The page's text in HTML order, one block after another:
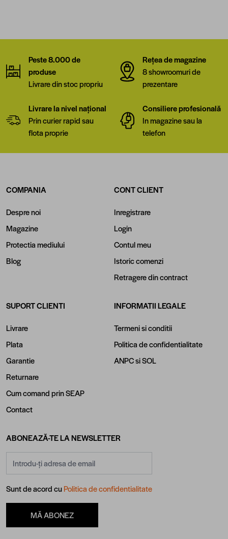
Peste 8.000 de
produse
Livrare din stoc propriu
Rețea de magazine
8 showroomuri de
prezentare
Livrare la nivel național
Prin curier rapid sau
flota proprie
Consiliere profesională
In magazine sau la
telefon
COMPANIA
Despre noi
Magazine
Protectia mediului
Blog
CONT CLIENT
Inregistrare
Login
Contul meu
Istoric comenzi
Retragere din contract
SUPORT CLIENTI
Livrare
Plata
Garantie
Returnare
Cum comand prin SEAP
Contact
INFORMATII LEGALE
Termeni si conditii
Politica de confidentialitate
ANPCsiSOL
ABONEAZĂ-TE LA NEWSLETTER
Sunt de acord cuPolitica de confidentialitate
MĂ ABONEZ